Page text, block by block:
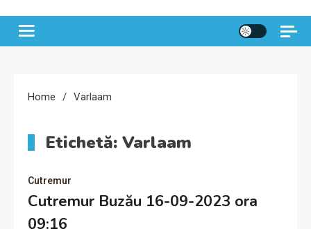
Home Varlaam
Etichetă: Varlaam
Cutremur
Cutremur Buzău 16-09-2023 ora
09:16